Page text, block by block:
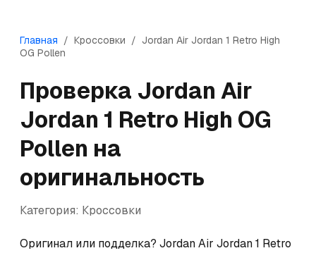
Главная / Кроссовки / Jordan Air Jordan 1 Retro High
OG Pollen
Проверка Jordan Air
Jordan 1 Retro High OG
Pollen на
оригинальность
Категория: Кроссовки
Оригинал или подделка? Jordan Air Jordan 1 Retro